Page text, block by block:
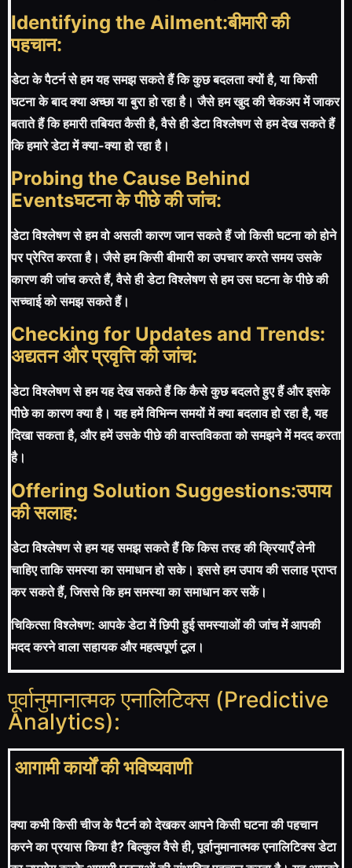
Identifying the Ailment:बीमारी की
पहचान:
डेटा के पैटर्न से हम यह समझ सकते हैं कि कुछ बदलता क्यों है, या किसी
घटना के बाद क्या अच्छा या बुरा हो रहा है। जैसे हम खुद की चेकअप में जाकर
बताते हैं कि हमारी तबियत कैसी है, वैसे ही डेटा विश्लेषण से हम देख सकते हैं
कि हमारे डेटा में क्या-क्या हो रहा है।
Probing the Cause Behind
Eventsघटना के पीछे की जांच:
डेटा विश्लेषण से हम वो असली कारण जान सकते हैं जो किसी घटना को होने
पर प्रेरित करता है। जैसे हम किसी बीमारी का उपचार करते समय उसके
कारण की जांच करते हैं, वैसे ही डेटा विश्लेषण से हम उस घटना के पीछे की
सच्चाई को समझ सकते हैं।
Checking for Updates and Trends:
अद्यतन और प्रवृत्ति की जांच:
डेटा विश्लेषण से हम यह देख सकते हैं कि कैसे कुछ बदलते हुए हैं और इसके
पीछे का कारण क्या है। यह हमें विभिन्न समयों में क्या बदलाव हो रहा है, यह
दिखा सकता है, और हमें उसके पीछे की वास्तविकता को समझने में मदद करता
है।
Offering Solution Suggestions:उपाय
की सलाह:
डेटा विश्लेषण से हम यह समझ सकते हैं कि किस तरह की क्रियाएँ लेनी
चाहिए ताकि समस्या का समाधान हो सके। इससे हम उपाय की सलाह प्राप्त
कर सकते हैं, जिससे कि हम समस्या का समाधान कर सकें।
चिकित्सा विश्लेषण: आपके डेटा में छिपी हुई समस्याओं की जांच में आपकी
मदद करने वाला सहायक और महत्वपूर्ण टूल।
पूर्वानुमानात्मक एनालिटिक्स (Predictive
Analytics):
आगामी कार्यों की भविष्यवाणी
क्या कभी किसी चीज के पैटर्न को देखकर आपने किसी घटना की पहचान
करने का प्रयास किया है? बिल्कुल वैसे ही, पूर्वानुमानात्मक एनालिटिक्स डेटा